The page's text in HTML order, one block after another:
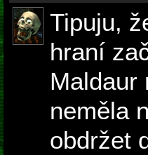
Tipuju,
hraní
Maldaur
neměla
obdržet